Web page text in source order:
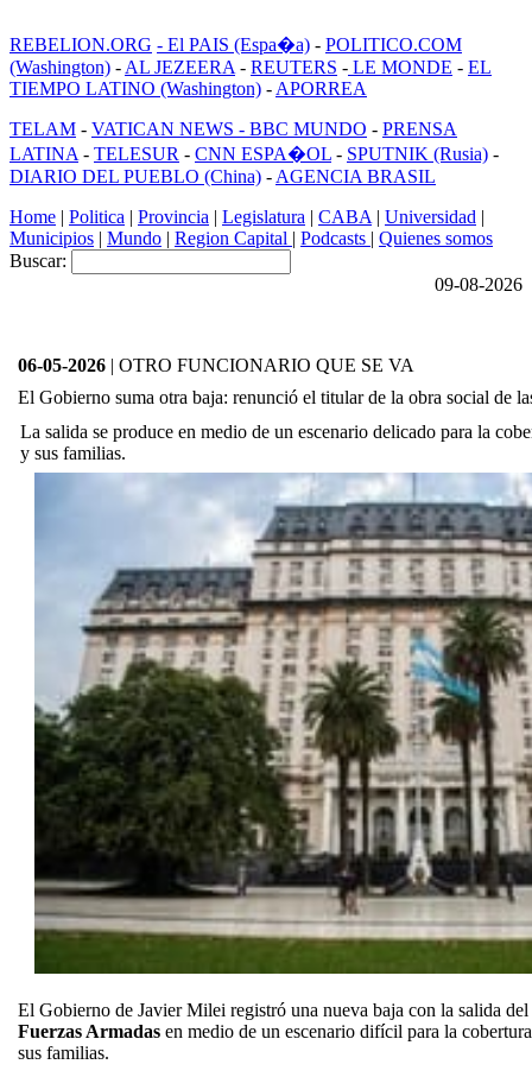
REBELION.ORG - El PAIS (Espa�a) - POLITICO.COM
(Washington) - AL JEZEERA - REUTERS - LE MONDE - EL
TIEMPO LATINO (Washington) - APORREA
TELAM - VATICAN NEWS - BBC MUNDO - PRENSA
LATINA - TELESUR - CNN ESPA�OL - SPUTNIK (Rusia) -
DIARIO DEL PUEBLO (China) - AGENCIA BRASIL
Home | Politica | Provincia | Legislatura | CABA | Universidad |
Municipios | Mundo | Region Capital | Podcasts | Quienes somos
Buscar:
09-08-2026
06-05-2026 | OTRO FUNCIONARIO QUE SE VA
El Gobierno suma otra baja: renunció el titular de la obra social de
La salida se produce en medio de un escenario delicado para la
y sus familias.
El Gobierno de Javier Milei registró una nueva baja con la salida
Fuerzas Armadas en medio de un escenario difícil para la
sus familias.